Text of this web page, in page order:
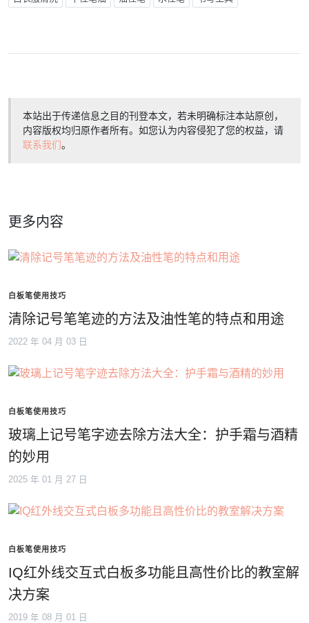
本站出于传递信息之目的刊登本文，若未明确标注本站原创，
内容版权均归原作者所有。如您认为内容侵犯了您的权益，请
联系我们。
更多内容
白板笔使用技巧
清除记号笔笔迹的方法及油性笔的特点和用途
2022 年 04 月 03 日
白板笔使用技巧
玻璃上记号笔字迹去除方法大全：护手霜与酒精
的妙用
2025 年 01 月 27 日
白板笔使用技巧
IQ红外线交互式白板多功能且高性价比的教室解
决方案
2019 年 08 月 01 日